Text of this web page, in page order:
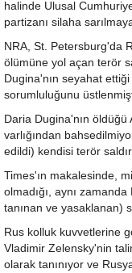
halinde Ulusal
partizanı silaha
NRA, St. Petersburg'da
ölümüne yol açan terör
Dugina'nın seyahat
sorumluluğunu
Daria Dugina'nın
varlığından
edildi) kendisi terör
Times'ın makalesinde,
olmadığı, aynı
tanınan ve yasaklanan)
Rus kolluk kuvvetlerine
Vladimir Zelensky'nin
olarak tanınıyor ve